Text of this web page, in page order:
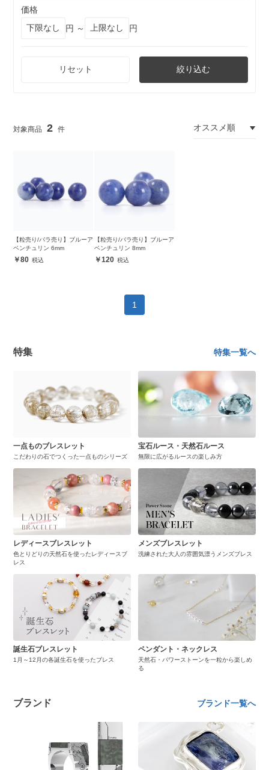
価格
円 ～
円
リセット 絞り込む
2
【粒売り/バラ売り】ブルーア
ベンチュリン 6mm
80
【粒売り/バラ売り】ブルーア
ベンチュリン 8mm
120
1
特集 特集一覧へ
一点ものブレスレット
こだわりの石でつくった一点ものシリーズ
宝石ルース・天然石ルース
無限に広がるルースの楽しみ方
レディースブレスレット
色とりどりの天然石を使ったレディースブ
レス
メンズブレスレット
洗練された大人の雰囲気漂うメンズブレス
誕生石ブレスレット
1月～12月の各誕生石を使ったブレス
ペンダント・ネックレス
天然石・パワーストーンを一粒から楽しめ
る
ブランド ブランド一覧へ